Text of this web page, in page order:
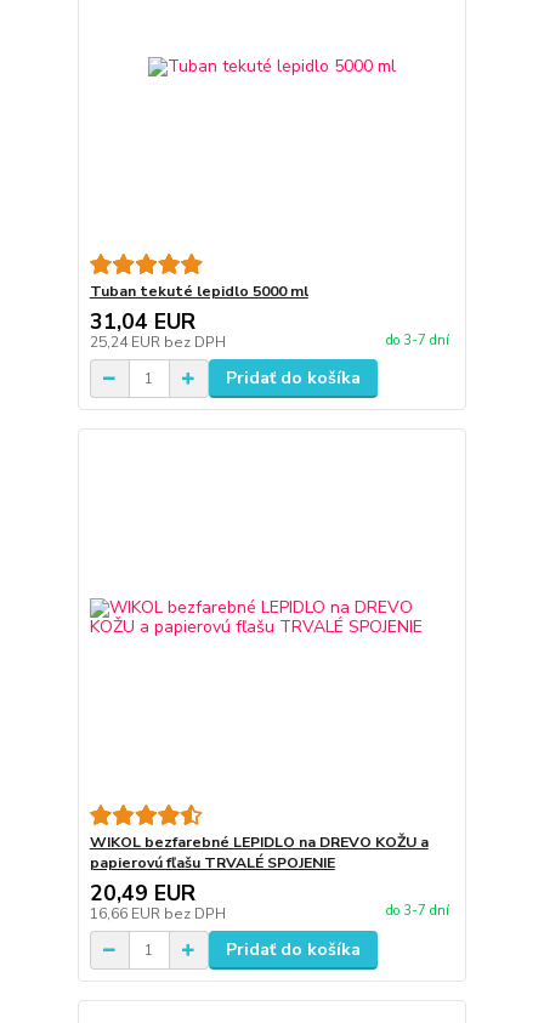
Tuban tekuté lepidlo 5000 ml
31,04 EUR
25,24 EUR bez DPH do 3-7 dní
Pridať do košíka
WIKOL bezfarebné LEPIDLO na DREVO KOŽU a
papierovú fľašu TRVALÉ SPOJENIE
20,49 EUR
16,66 EUR bez DPH do 3-7 dní
Pridať do košíka